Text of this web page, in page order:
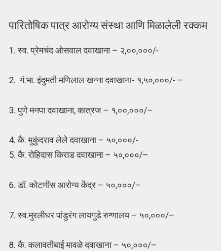
पारितोषिक पात्र आरोग्य संस्था आणि मिळालेली रक्कम
1. स्व. प्रेमचंद ओसवाल दवाखाना – २,००,०००/-
2. गं.भा. इंदुमती मणिलाल खन्ना दवाखाना- १,५०,०००/- –
3. पुणे मनपा दवाखाना, कात्रज – १,००,०००/–
4. कै. मुकुंदराव लेले दवाखाना – ५०,०००/-
5. कै. रोहिदास किराड दवाखाना – ५०,०००/–
6. डॉ. कोटणीस आरोग्य केंद्र – ५०,०००/–
7. स्व.मुरलीधर पांडुरंग लायगुडे रुग्णालय – ५०,०००/–
8. कै. कलावतीबाई मावळे दवाखाना – ५०,०००/–